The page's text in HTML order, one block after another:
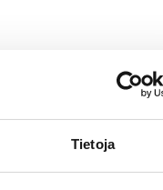
Tietoja